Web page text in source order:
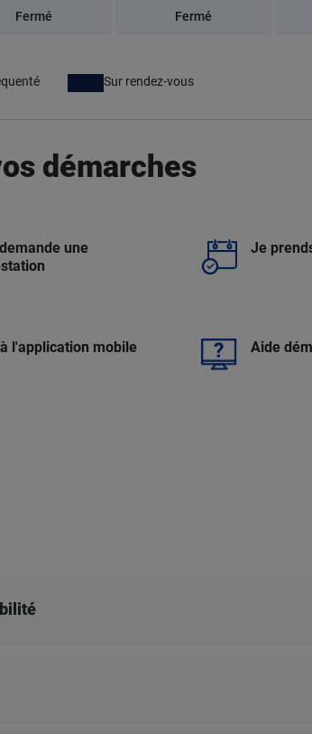
Fermé Fermé
Sur rendez-vous
démarches
une
Je
l'application mobile Aide